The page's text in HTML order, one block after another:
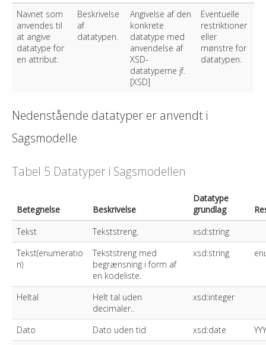
Navnet som
anvendes til
at angive
datatype for
en attribut.
Beskrivelse
af
datatypen.
Angivelse af den
konkrete
datatype med
anvendelse af
XSD-
datatyperne jf.
[XSD]
Eventuelle
restriktioner
eller
mønstre for
datatypen.
Nedenstående datatyper er anvendt i
Sagsmodelle
Tabel 5 Datatyper i Sagsmodellen
Betegnelse Beskrivelse
Datatype
grundlag
Tekst
Tekststreng.
xsd:string
Tekst(enumeratio
n)
Tekststreng med
begrænsning i form af
en kodeliste.
xsd:string
Heltal
Helt tal uden
decimaler..
xsd:integer
Dato Dato uden tid xsd:date